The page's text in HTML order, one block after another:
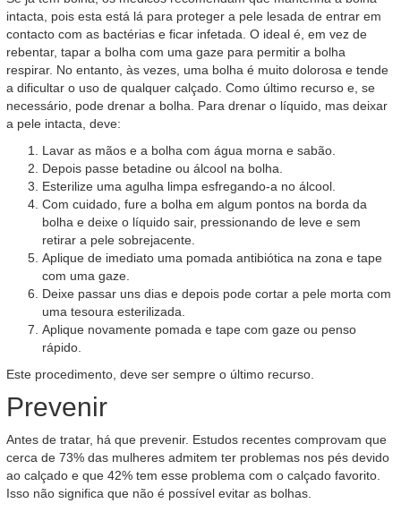
intacta, pois esta está lá para proteger a pele lesada de entrar em
contacto com as bactérias e ficar infetada. O ideal é, em vez de
rebentar, tapar a bolha com uma gaze para permitir a bolha
respirar. No entanto, às vezes, uma bolha é muito dolorosa e tende
a dificultar o uso de qualquer calçado. Como último recurso e, se
necessário, pode drenar a bolha. Para drenar o líquido, mas deixar
a pele intacta, deve:
Lavar as mãos e a bolha com água morna e sabão.
Depois passe betadine ou álcool na bolha.
Esterilize uma agulha limpa esfregando-a no álcool.
Com cuidado, fure a bolha em algum pontos na borda da
bolha e deixe o líquido sair, pressionando de leve e sem
retirar a pele sobrejacente.
Aplique de imediato uma pomada antibiótica na zona e tape
com uma gaze.
Deixe passar uns dias e depois pode cortar a pele morta com
uma tesoura esterilizada.
Aplique novamente pomada e tape com gaze ou penso
rápido.
Este procedimento, deve ser sempre o último recurso.
Prevenir
Antes de tratar, há que prevenir. Estudos recentes comprovam que
cerca de 73% das mulheres admitem ter problemas nos pés devido
ao calçado e que 42% tem esse problema com o calçado favorito.
Isso não significa que não é possível evitar as bolhas.